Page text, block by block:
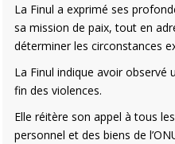
La Finul a exprimé ses
sa mission de paix, tout en
déterminer les circonstances
La Finul indique avoir observé
fin des violences.
Elle réitère son appel à tous
personnel et des biens de